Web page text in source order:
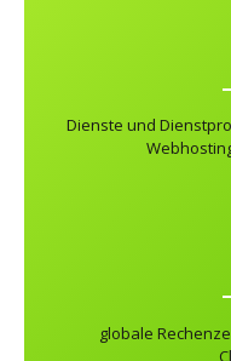
Dienste und
globale